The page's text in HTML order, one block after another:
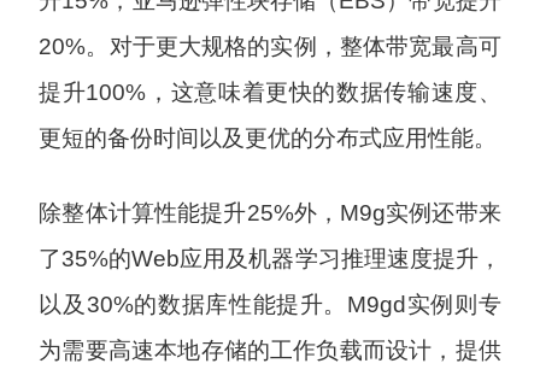
20%。对于更大规格的实例，整体带宽最高可
提升100%，这意味着更快的数据传输速度、
更短的备份时间以及更优的分布式应用性能。
除整体计算性能提升25%外，M9g实例还带来
了35%的Web应用及机器学习推理速度提升，
以及30%的数据库性能提升。M9gd实例则专
为需要高速本地存储的工作负载而设计，提供